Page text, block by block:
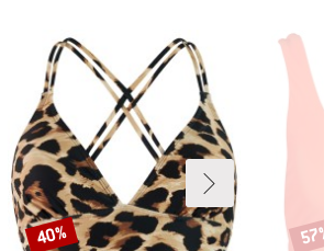
Rabatt
40% 57%